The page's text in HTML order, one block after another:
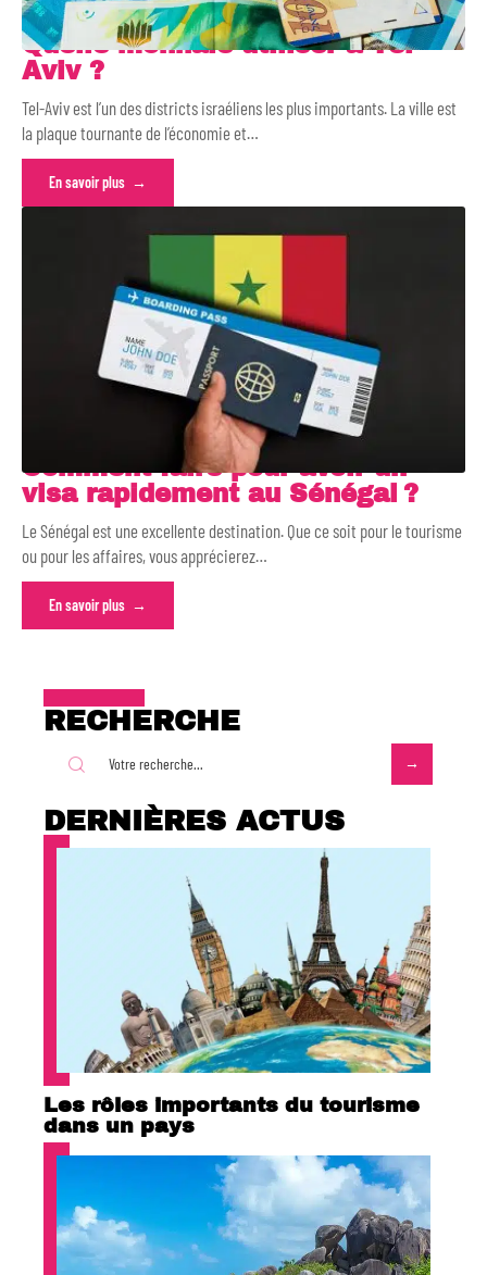
Quelle monnaie utiliser à Tel-
Aviv ?
Tel-Aviv est l’un des districts israéliens les plus importants. La ville est
la plaque tournante de l’économie et…
En savoir plus
Comment faire pour avoir un
visa rapidement au Sénégal ?
Le Sénégal est une excellente destination. Que ce soit pour le tourisme
ou pour les affaires, vous apprécierez…
En savoir plus
RECHERCHE
DERNIÈRES ACTUS
Les rôles importants du tourisme
dans un pays